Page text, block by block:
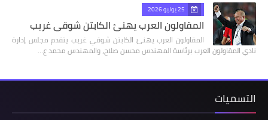
25 يوليو 2026
المقاولون العرب يهنئ الكابتن شوقي غريب
المقاولون العرب يهنئ الكابتن شوقي غريب يتقدم مجلس إدارة
نادي المقاولون العرب برئاسة المهندس محسن صلاح، والمهندس محمد ع…
التسميات